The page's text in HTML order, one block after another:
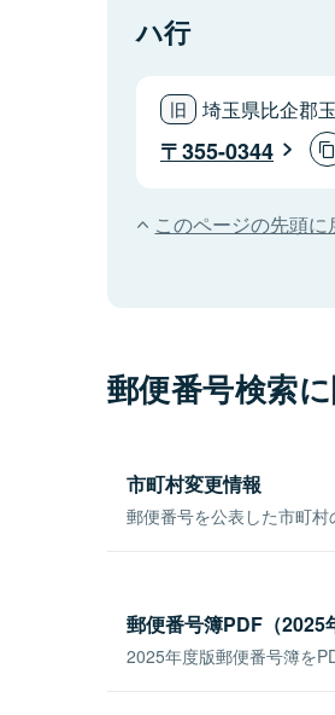
ハ行
埼玉県比企郡
355-0344
このページの先頭に
郵便番号検索
市町村変更情報
郵便番号を公表した市町村
郵便番号簿PDF（2025
2025年度版郵便番号簿を